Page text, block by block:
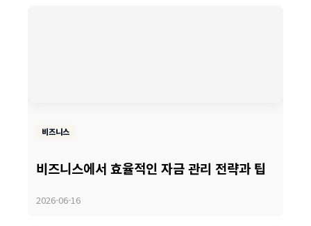
비즈니스
비즈니스에서 효율적인 자금 관리 전략과 팁
2026-06-16